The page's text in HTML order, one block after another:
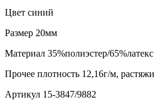
Цвет синий
Размер 20мм
Материал 35%полиэстер/65%латекс
Прочее плотность 12,16г/м,
Артикул 15-3847/9882